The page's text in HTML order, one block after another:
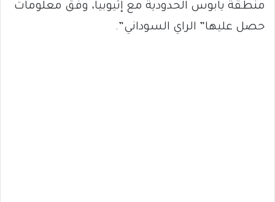
منطقة يابوس الحدودية مع إثيوبيا، وفق معلومات
حصل عليها” الراي السوداني”.